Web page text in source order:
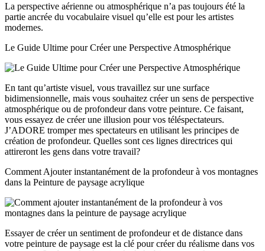
La perspective aérienne ou atmosphérique n’a pas toujours été la
partie ancrée du vocabulaire visuel qu’elle est pour les artistes
modernes.
Le Guide Ultime pour Créer une Perspective Atmosphérique
En tant qu’artiste visuel, vous travaillez sur une surface
bidimensionnelle, mais vous souhaitez créer un sens de perspective
atmosphérique ou de profondeur dans votre peinture. Ce faisant,
vous essayez de créer une illusion pour vos téléspectateurs.
J’ADORE tromper mes spectateurs en utilisant les principes de
création de profondeur. Quelles sont ces lignes directrices qui
attireront les gens dans votre travail?
Comment Ajouter instantanément de la profondeur à vos montagnes
dans la Peinture de paysage acrylique
Essayer de créer un sentiment de profondeur et de distance dans
votre peinture de paysage est la clé pour créer du réalisme dans vos